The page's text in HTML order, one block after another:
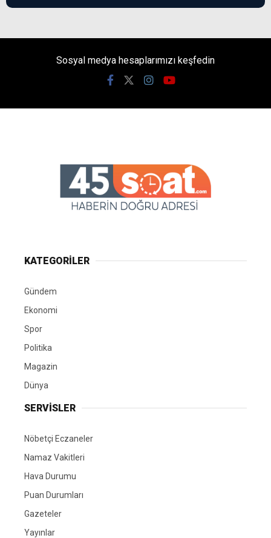
Sosyal medya hesaplarımızı keşfedin
KATEGORİLER
Gündem
Ekonomi
Spor
Politika
Magazin
Dünya
SERVİSLER
Nöbetçi Eczaneler
Namaz Vakitleri
Hava Durumu
Puan Durumları
Gazeteler
Yayınlar